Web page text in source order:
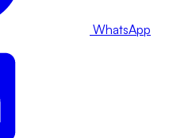
WhatsApp